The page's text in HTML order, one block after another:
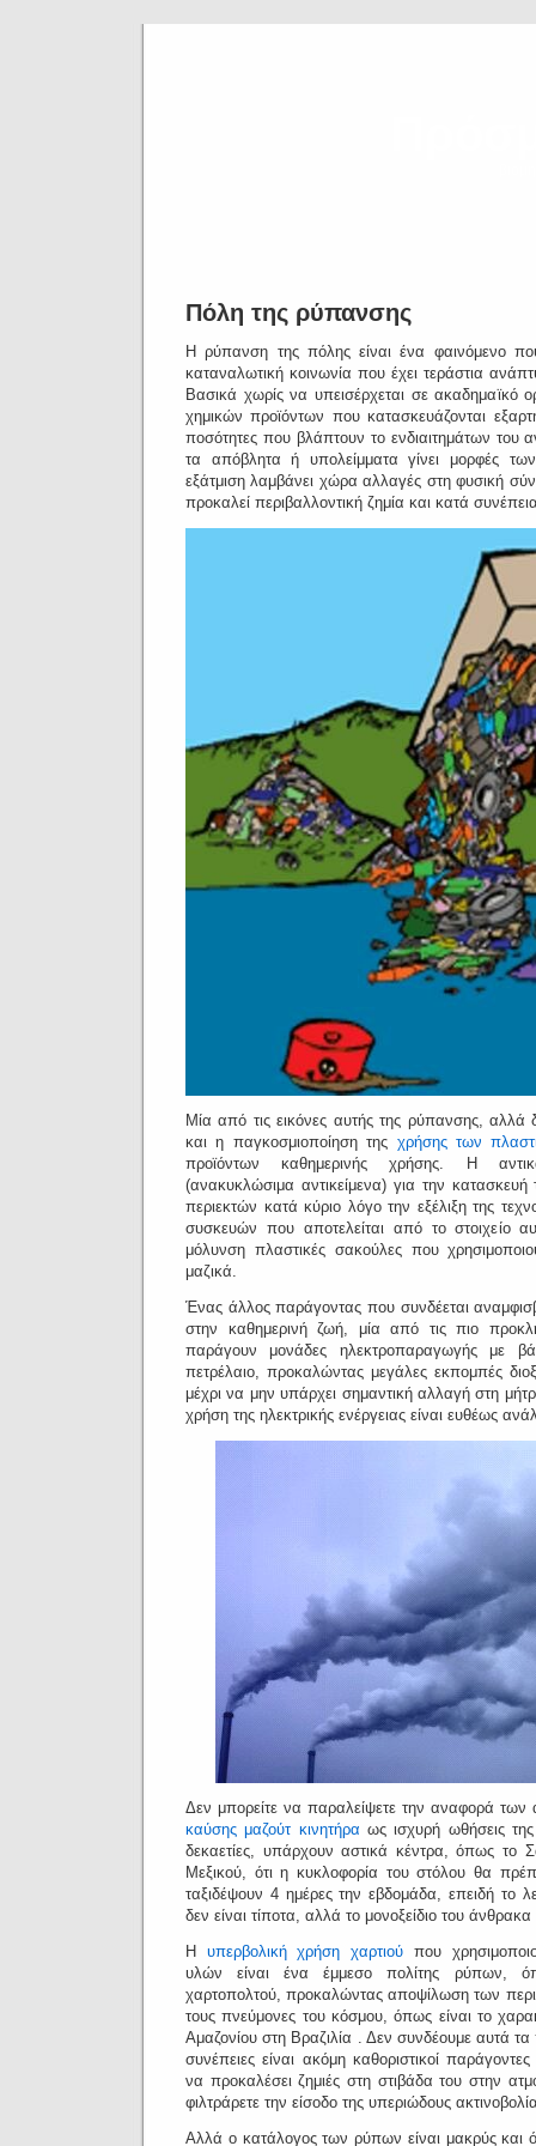
Πόλη της ρύπανσης
Η ρύπανση της πόλης είναι ένα φαινόμενο
καταναλωτική κοινωνία που έχει τεράστια
Βασικά χωρίς να υπεισέρχεται σε ακαδημαϊκό
χημικών προϊόντων που κατασκευάζονται
ποσότητες που βλάπτουν το ενδιαιτημάτων
τα απόβλητα ή υπολείμματα γίνει μορφές
εξάτμιση λαμβάνει χώρα αλλαγές στη φυσική
προκαλεί περιβαλλοντική ζημία και κατά
Μία από τις εικόνες αυτής της ρύπανσης, αλλά
και η παγκοσμιοποίηση της χρήσης των
προϊόντων καθημερινής χρήσης.
Η
(ανακυκλώσιμα αντικείμενα) για την
περιεκτών κατά κύριο λόγο την εξέλιξη της
συσκευών που αποτελείται από το στοιχείο
μόλυνση πλαστικές σακούλες που
μαζικά.
Ένας άλλος παράγοντας που συνδέεται
στην καθημερινή ζωή, μία από τις πιο
παράγουν μονάδες ηλεκτροπαραγωγής με
πετρέλαιο, προκαλώντας μεγάλες εκπομπές
μέχρι να μην υπάρχει σημαντική αλλαγή στη
χρήση της ηλεκτρικής ενέργειας είναι ευθέως
Δεν μπορείτε να παραλείψετε την αναφορά των
καύσης μαζούτ κινητήρα ως ισχυρή ωθήσεις
δεκαετίες, υπάρχουν αστικά κέντρα, όπως το
Μεξικού, ότι η κυκλοφορία του στόλου θα
ταξιδέψουν 4 ημέρες την εβδομάδα, επειδή το
δεν είναι τίποτα, αλλά το μονοξείδιο του
Η υπερβολική χρήση χαρτιού που
υλών είναι ένα έμμεσο πολίτης ρύπων,
χαρτοπολτού, προκαλώντας αποψίλωση των
τους πνεύμονες του κόσμου, όπως είναι το
Αμαζονίου στη Βραζιλία . Δεν συνδέουμε αυτά
συνέπειες είναι ακόμη καθοριστικοί
να προκαλέσει ζημιές στη στιβάδα του στην
φιλτράρετε την είσοδο της υπεριώδους
Αλλά ο κατάλογος των ρύπων είναι μακρύς και